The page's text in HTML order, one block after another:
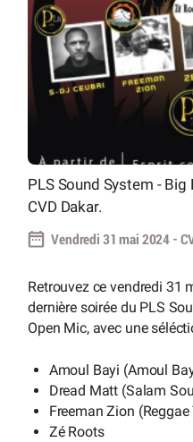
PLS Sound System -
CVD Dakar.
Vendredi 31 mai 2024 -
Retrouvez ce vendredi 31
dernière soirée du PLS
Open Mic, avec une
Amoul Bayi (Amoul
Dread Matt (Salam
Freeman Zion (Reggae
Zé Roots